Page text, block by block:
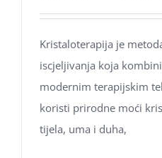
Kristaloterapija je
iscjeljivanja koja
modernim terapijskim
koristi prirodne moći
tijela, uma i duha,